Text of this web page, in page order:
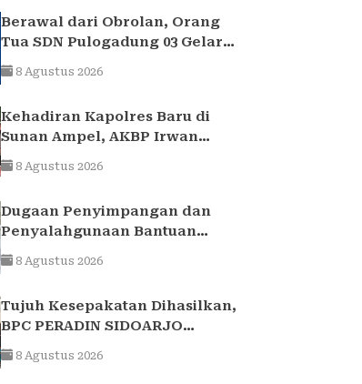
Berawal dari Obrolan, Orang
Tua SDN Pulogadung 03 Gelar
Bantuan Sosial untuk Siswa
yang Membutuhkan
8 Agustus 2026
Kehadiran Kapolres Baru di
Sunan Ampel, AKBP Irwan
Kurniawan Teguhkan Sinergi
Polri dan Ulama
8 Agustus 2026
Dugaan Penyimpangan dan
Penyalahgunaan Bantuan
Keuangan Desa Tropodo . Kec
Waru . Kab . Sidoarjo
8 Agustus 2026
Tujuh Kesepakatan Dihasilkan,
BPC PERADIN SIDOARJO
Perkuat Kolaborasi dengan
DPRD
8 Agustus 2026